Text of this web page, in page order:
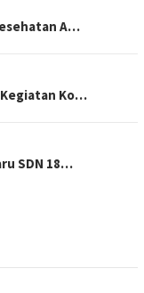
A…
Kegiatan Ko…
SDN 18…